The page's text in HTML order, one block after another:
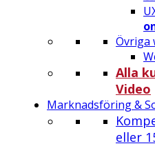
Övriga
Alla
Video
Marknadsföring &
eller